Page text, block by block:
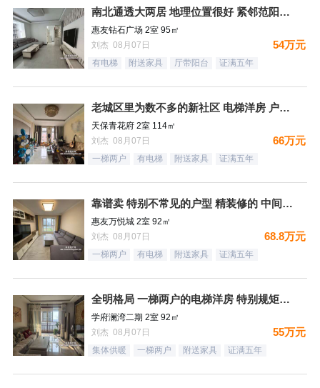
南北通透大两居 地理位置很好 紧邻范阳路 出门钻石广场 生
惠友钻石广场 2室 95㎡
刘杰 08月07日
54万元
有电梯 附送家具 厅带阳台 证满五年
老城区里为数不多的新社区 电梯洋房 户型方正
天保青花府 2室 114㎡
刘杰 08月07日
66万元
一梯两户 有电梯 附送家具 证满五年
靠谱卖 特别不常见的户型 精装修的 中间楼层 卫生间带窗户
惠友万悦城 2室 92㎡
刘杰 08月07日
68.8万元
一梯两户 有电梯 附送家具 证满五年
全明格局 一梯两户的电梯洋房 特别规矩的一个小区 集中供暖
学府澜湾二期 2室 92㎡
刘杰 08月07日
55万元
集体供暖 一梯两户 附送家具 证满五年